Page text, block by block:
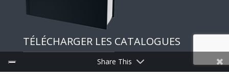
TÉLÉCHARGER LES CATALOGUES
Liens utiles
Share This